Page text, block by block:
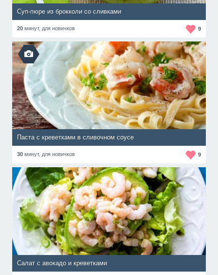
Суп-пюре из брокколи со сливками
20 минут, для новичков 9
Паста с креветками в сливочном соусе
30 минут, для новичков 9
Салат с авокадо и креветками